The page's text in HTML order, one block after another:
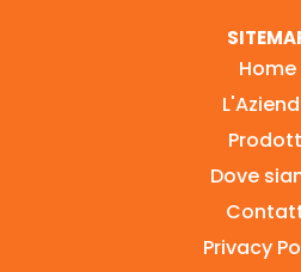
Home
Dove
Privacy